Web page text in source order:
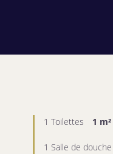
1 Toilettes 1 m²
1 Salle de douche